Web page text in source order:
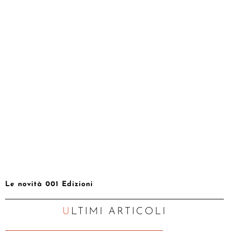
Le novità 001 Edizioni
ULTIMI ARTICOLI